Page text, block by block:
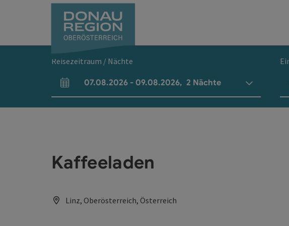
Reisezeitraum / Nächte
An- und Abreisefelder
07.08.2026 - 09.08.2026, 2 Nächte
Kaffeeladen
Linz, Oberösterreich, Österreich